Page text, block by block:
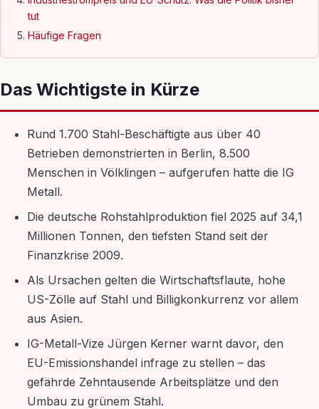
tut
Häufige Fragen
Das Wichtigste in Kürze
Rund 1.700 Stahl-Beschäftigte aus über 40
Betrieben demonstrierten in Berlin, 8.500
Menschen in Völklingen – aufgerufen hatte die IG
Metall.
Die deutsche Rohstahlproduktion fiel 2025 auf 34,1
Millionen Tonnen, den tiefsten Stand seit der
Finanzkrise 2009.
Als Ursachen gelten die Wirtschaftsflaute, hohe
US-Zölle auf Stahl und Billigkonkurrenz vor allem
aus Asien.
IG-Metall-Vize Jürgen Kerner warnt davor, den
EU-Emissionshandel infrage zu stellen – das
gefährde Zehntausende Arbeitsplätze und den
Umbau zu grünem Stahl.